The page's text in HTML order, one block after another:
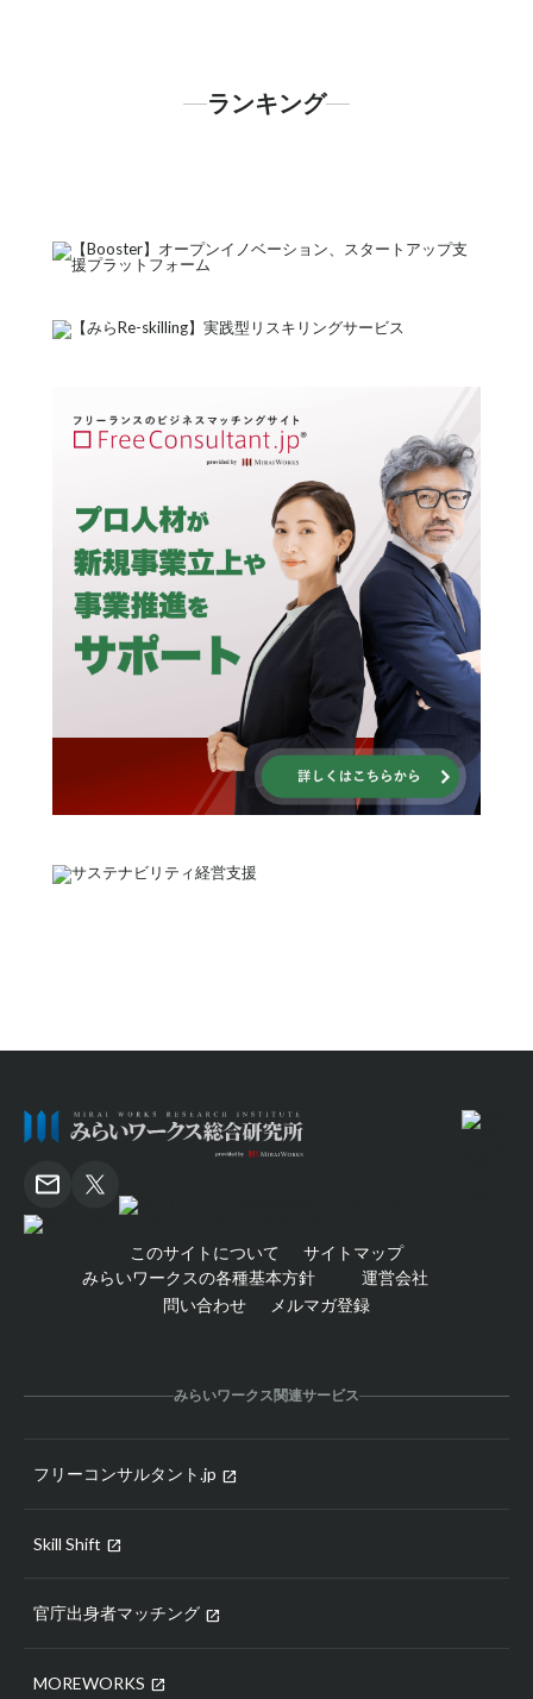
ランキング
このサイトについて
サイトマップ
みらいワークスの各種基本方針
運営会社
問い合わせ
メルマガ登録
みらいワークス関連サービス
フリーコンサルタント.jp open_in_new
Skill Shift open_in_new
官庁出身者マッチング open_in_new
MOREWORKS open_in_new